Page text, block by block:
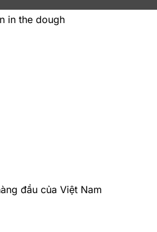
in the dough
đầu của Việt Nam